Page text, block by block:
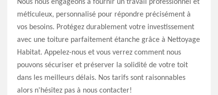
Nous nous engageons à fournir un travail professionnel et
méticuleux, personnalisé pour répondre précisément à
vos besoins. Protégez durablement votre investissement
avec une toiture parfaitement étanche grâce à Nettoyage
Habitat. Appelez-nous et vous verrez comment nous
pouvons sécuriser et préserver la solidité de votre toit
dans les meilleurs délais. Nos tarifs sont raisonnables
alors n'hésitez pas à nous contacter!